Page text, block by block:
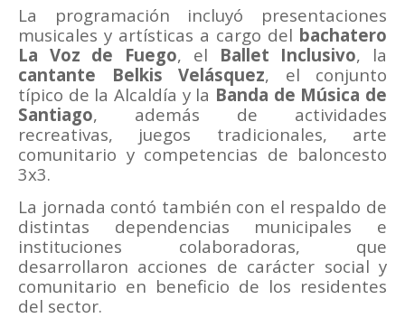
La programación incluyó presentaciones
musicales y artísticas a cargo del bachatero
La Voz de Fuego, el Ballet Inclusivo, la
cantante Belkis Velásquez, el conjunto
típico de la Alcaldía y la Banda de Música de
Santiago, además de actividades
recreativas, juegos tradicionales, arte
comunitario y competencias de baloncesto
3x3.
La jornada contó también con el respaldo de
distintas dependencias municipales e
instituciones colaboradoras, que
desarrollaron acciones de carácter social y
comunitario en beneficio de los residentes
del sector.